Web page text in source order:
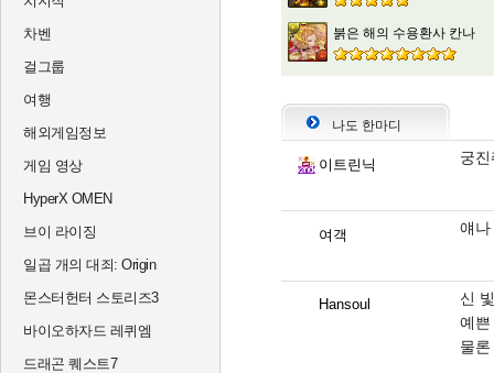
차벤
걸그룹
여행
해외게임정보
게임 영상
HyperX OMEN
브이 라이징
일곱 개의 대죄: Origin
몬스터헌터 스토리즈3
바이오하자드 레퀴엠
드래곤 퀘스트7
붉은 해의 수용환사 칸나
나도 한마디
이트린닉 궁
여객 얘나
Hansoul
신
예쁜
물